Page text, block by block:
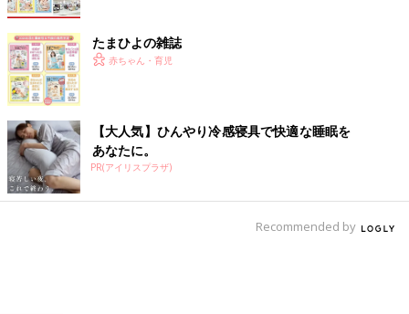
たまひよの雑誌
赤ちゃん・育児
【大人気】ひんやり冷感寝具で快適な睡眠を
あなたに。
PR(アイリスプラザ)
Recommended by